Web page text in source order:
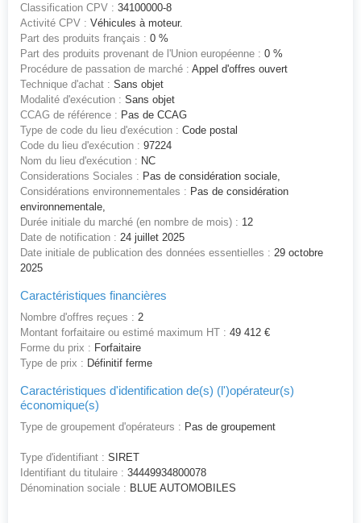
Classification CPV : 34100000-8
Activité CPV : Véhicules à moteur.
Part des produits français : 0 %
Part des produits provenant de l'Union européenne : 0 %
Procédure de passation de marché : Appel d'offres ouvert
Technique d'achat : Sans objet
Modalité d'exécution : Sans objet
CCAG de référence : Pas de CCAG
Type de code du lieu d'exécution : Code postal
Code du lieu d'exécution : 97224
Nom du lieu d'exécution : NC
Considerations Sociales : Pas de considération sociale,
Considérations environnementales : Pas de considération
environnementale,
Durée initiale du marché (en nombre de mois) : 12
Date de notification : 24 juillet 2025
Date initiale de publication des données essentielles : 29 octobre
2025
Caractéristiques financières
Nombre d'offres reçues : 2
Montant forfaitaire ou estimé maximum HT : 49 412 €
Forme du prix : Forfaitaire
Type de prix : Définitif ferme
Caractéristiques d'identification de(s) (l')opérateur(s)
économique(s)
Type de groupement d'opérateurs : Pas de groupement
Type d'identifiant : SIRET
Identifiant du titulaire : 34449934800078
Dénomination sociale : BLUE AUTOMOBILES